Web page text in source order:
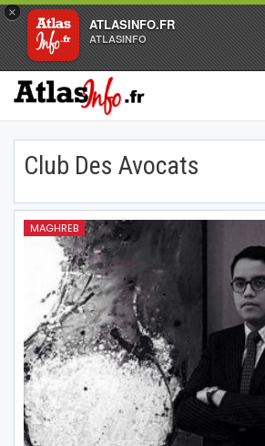
×
ATLASINFO.FR
ATLASINFO
Club Des Avocats
MAGHREB